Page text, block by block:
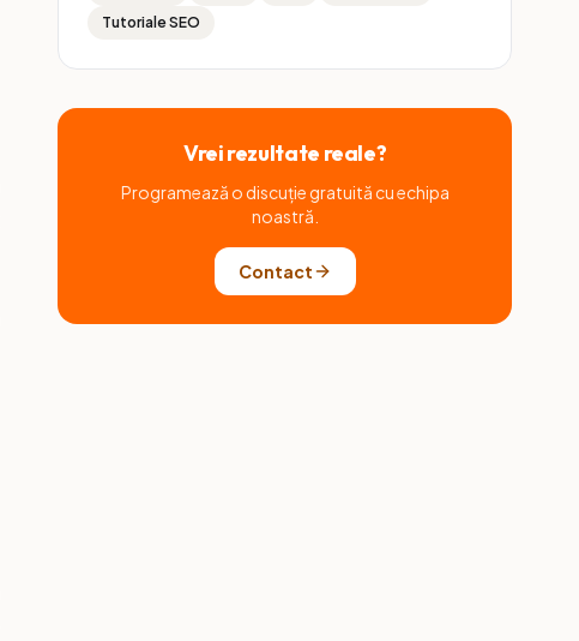
Tutoriale SEO
Vrei rezultate reale?
Programează o discuție gratuită cu echipa
noastră.
Contact